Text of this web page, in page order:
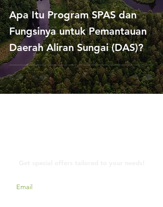
Apa Itu Program SPAS dan
Fungsinya untuk Pemantauan
Daerah Aliran Sungai (DAS)?